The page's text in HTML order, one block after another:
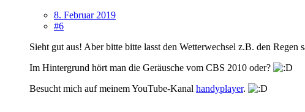
8. Februar 2019
#6
Sieht gut aus! Aber bitte bitte lasst den Wetterwechsel z.B. den
Im Hintergrund hört man die Geräusche vom CBS 2010 oder?
Besucht mich auf meinem YouTube-Kanal handyplayer.